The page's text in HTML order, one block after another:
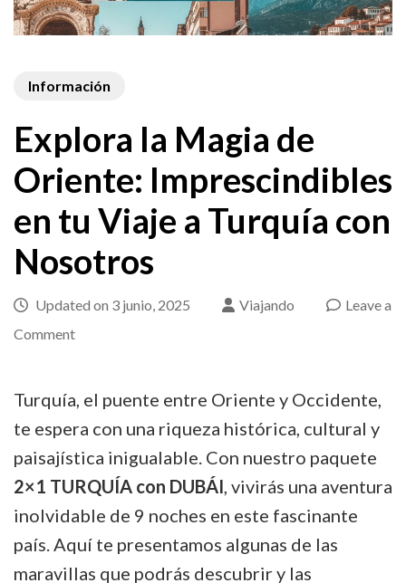
Información
Explora la Magia de
Oriente: Imprescindibles
en tu Viaje a Turquía con
Nosotros
Updated on 3 junio, 2025 Viajando
Leave a
Commenton
de
Oriente:
Imprescindibles
tu
Turquía, el puente entre Oriente y Occidente,
te espera con una riqueza histórica, cultural y
paisajística inigualable. Con nuestro paquete
2×1 TURQUÍA con DUBÁI, vivirás una aventura
inolvidable de 9 noches en este fascinante
país. Aquí te presentamos algunas de las
maravillas que podrás descubrir y las